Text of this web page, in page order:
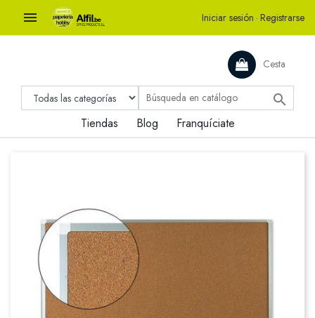
 Iniciar sesión · Registrarse
Cesta

Tiendas Blog Franquíciate